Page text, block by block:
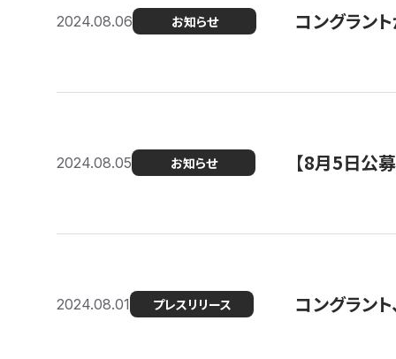
2024.08.06 お知らせ コングラン
2024.08.05 お知らせ 【8月5日公
2024.08.01 プレスリリース コングラン